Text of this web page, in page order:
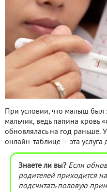
При условии, что малыш был
мальчик, ведь папина кровь
обновлялась на год раньше.
онлайн-таблице — эта услуга
Знаете ли вы? Если
родителей приходится
подсчитать половую